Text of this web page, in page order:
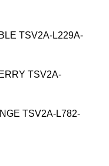
TSV2A-L229A-
TSV2A-
TSV2A-L782-